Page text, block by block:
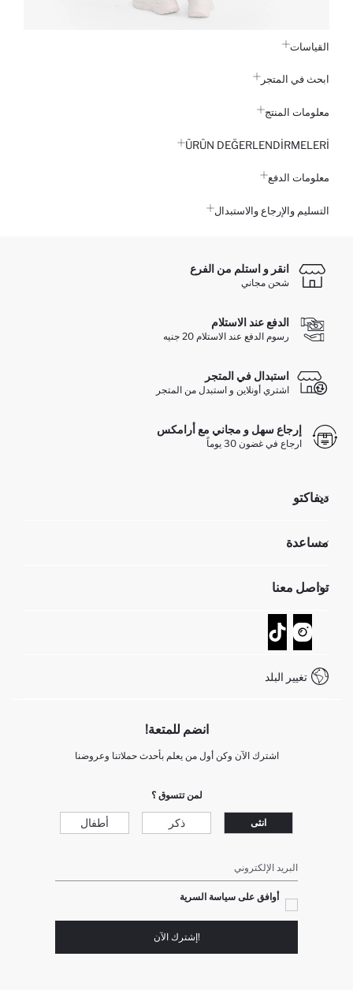
القياسات
ابحث في المتجر
معلومات المنتج
ÜRÜN DEĞERLENDİRMELERİ
معلومات الدفع
التسليم والإرجاع والاستبدال
انقر و استلم من الفرع
شحن مجاني
الدفع عند الاستلام
رسوم الدفع عند الاستلام 20 جنيه
استبدال في المتجر
اشتري أونلاين و استبدل من المتجر
إرجاع سهل و مجاني مع أرامكس
ارجاع في غضون 30 يوماً
ديفاكتو
تعرف علينا
GIFT CLUB
مساعدة
عمليات الارجاع و الاستبدال السهلة
تتبع الشحنة
كيف يمكنك التسوق في ديفاكتو ؟
كيف تدفع في ديفاكتو؟
شروط المنافسة
تواصل معنا
نموذج الاتصال
خدمة العملاء
Call Center 19782
تغيير البلد
انضم للمتعة!
اشترك الآن وكن أول من يعلم بأحدث حملاتنا وعروضنا
لمن تتسوق ؟
انثى ذكر أطفال
البريد الإلكتروني
أوافق على سياسة السرية
!إشترك الآن